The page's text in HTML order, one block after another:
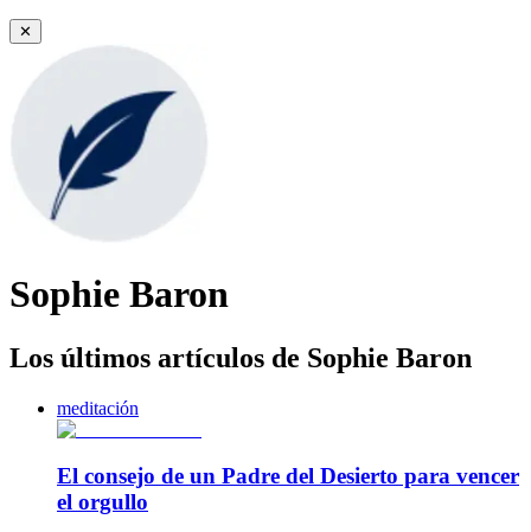
✕
Sophie Baron
Los últimos artículos de Sophie Baron
meditación
El consejo de un Padre del Desierto para vencer
el orgullo